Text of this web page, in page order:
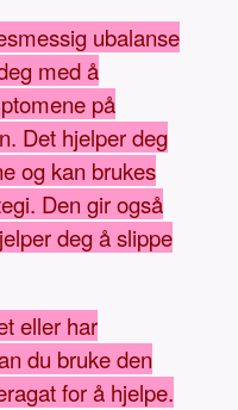
ubalanse
med å
på
Det hjelper deg
og kan brukes
Den gir også
deg å slippe
eller har
du bruke den
for å hjelpe.